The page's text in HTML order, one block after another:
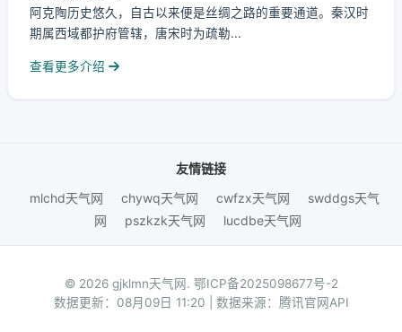
阿克陶历史悠久，自古以来便是丝绸之路的重要通道。秦汉时
期属西域都护府管辖，唐宋时为疏勒...
查看更多介绍
友情链接
mlchd天气网
chywq天气网 cwfzx天气网
swddgs天气
网
pszkzk天气网 lucdbe天气网
© 2026 gjklmn天气网. 鄂ICP备2025098677号-2
数据更新：08月09日 11:20 | 数据来源：腾讯官网API